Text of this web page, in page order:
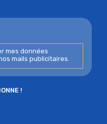
mes données
mails publicitaires.